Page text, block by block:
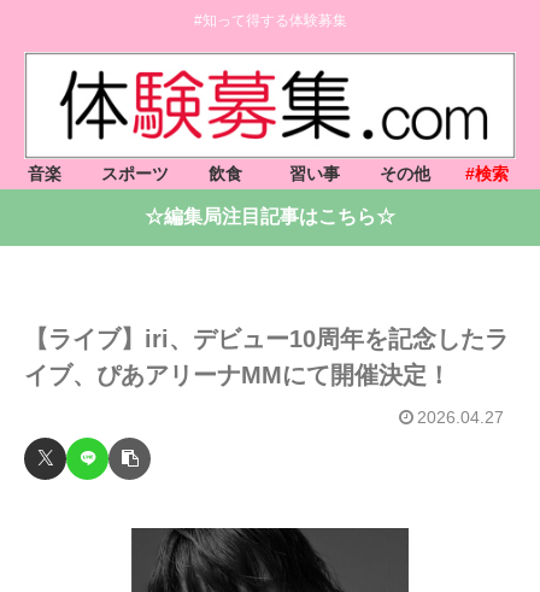
#知って得する体験募集
音楽 スポーツ 飲食 習い事 その他 #検索
☆編集局注目記事はこちら☆
【ライブ】iri、デビュー10周年を記念したラ
イブ、ぴあアリーナMMにて開催決定！
2026.04.27